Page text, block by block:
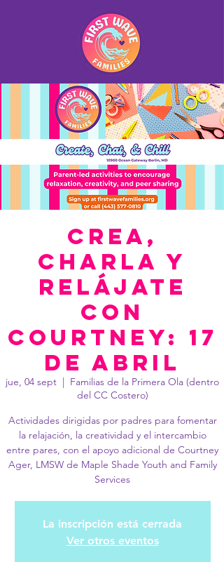
Crea,
charla y
relájate
con
Courtney: 17
de abril
jue, 04 sept
  |
Familias de la Primera Ola (dentro
del CC Costero)
Actividades dirigidas por padres para fomentar
la relajación, la creatividad y el intercambio
entre pares, con el apoyo adicional de Courtney
Ager, LMSW de Maple Shade Youth and Family
Services
La inscripción está cerrada
Ver otros eventos